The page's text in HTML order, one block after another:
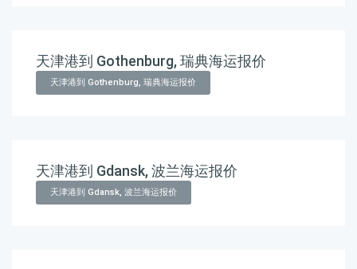
天津港到 Gothenburg, 瑞典海运报价
天津港到 Gothenburg, 瑞典海运报价
天津港到 Gdansk, 波兰海运报价
天津港到 Gdansk, 波兰海运报价